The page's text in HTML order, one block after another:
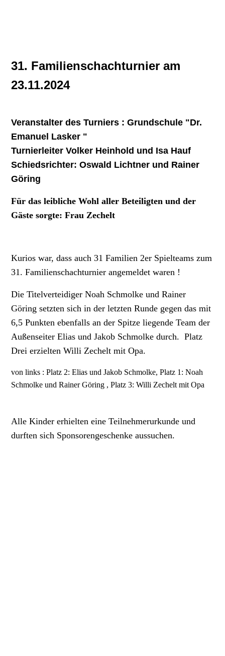
31. Familienschachturnier am
23.11.2024
Veranstalter des Turniers : Grundschule "Dr.
Emanuel Lasker "
Turnierleiter Volker Heinhold und Isa Hauf
Schiedsrichter: Oswald Lichtner und Rainer
Göring
Für das leibliche Wohl aller Beteiligten und der
Gäste sorgte: Frau Zechelt
Kurios war, dass auch 31 Familien 2er Spielteams zum
31. Familienschachturnier angemeldet waren !
Die Titelverteidiger Noah Schmolke und Rainer
Göring setzten sich in der letzten Runde gegen das mit
6,5 Punkten ebenfalls an der Spitze liegende Team der
Außenseiter Elias und Jakob Schmolke durch. Platz
Drei erzielten Willi Zechelt mit Opa.
von links : Platz 2: Elias und Jakob Schmolke, Platz 1: Noah
Schmolke und Rainer Göring , Platz 3: Willi Zechelt mit Opa
Alle Kinder erhielten eine Teilnehmerurkunde und
durften sich Sponsorengeschenke aussuchen.